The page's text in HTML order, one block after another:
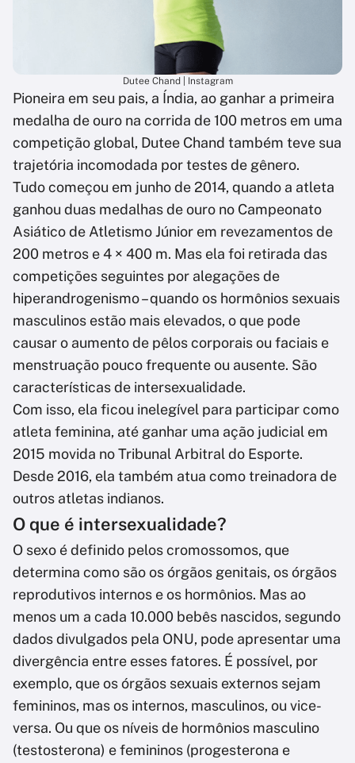
Dutee Chand | Instagram
Pioneira em seu pais, a Índia, ao ganhar a primeira
medalha de ouro na corrida de 100 metros em uma
competição global, Dutee Chand também teve sua
trajetória incomodada por testes de gênero.
Tudo começou em junho de 2014, quando a atleta
ganhou duas medalhas de ouro no Campeonato
Asiático de Atletismo Júnior em revezamentos de
200 metros e 4 × 400 m. Mas ela foi retirada das
competições seguintes por alegações de
hiperandrogenismo – quando os hormônios sexuais
masculinos estão mais elevados, o que pode
causar o aumento de pêlos corporais ou faciais e
menstruação pouco frequente ou ausente. São
características de intersexualidade.
Com isso, ela ficou inelegível para participar como
atleta feminina, até ganhar uma ação judicial em
2015 movida no Tribunal Arbitral do Esporte.
Desde 2016, ela também atua como treinadora de
outros atletas indianos.
O que é intersexualidade?
O sexo é definido pelos cromossomos, que
determina como são os órgãos genitais, os órgãos
reprodutivos internos e os hormônios. Mas ao
menos um a cada 10.000 bebês nascidos, segundo
dados divulgados pela ONU, pode apresentar uma
divergência entre esses fatores. É possível, por
exemplo, que os órgãos sexuais externos sejam
femininos, mas os internos, masculinos, ou vice-
versa. Ou que os níveis de hormônios masculino
(testosterona) e femininos (progesterona e